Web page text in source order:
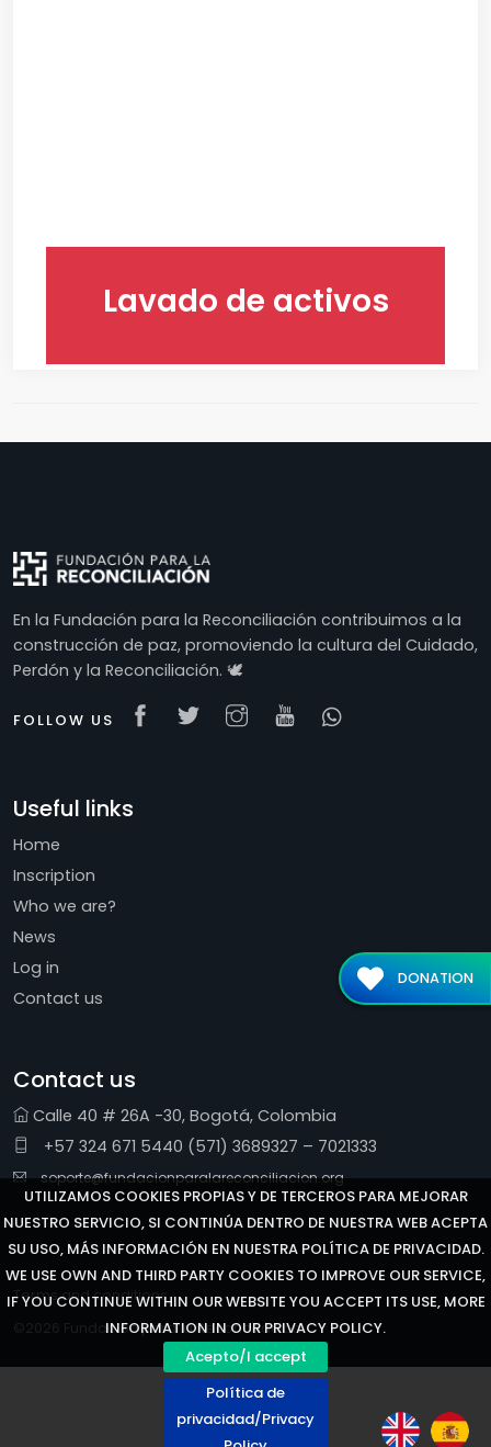
UTILIZAMOS COOKIES PROPIAS Y DE TERCEROS PARA MEJORAR
NUESTRO SERVICIO, SI CONTINÚA DENTRO DE NUESTRA WEB ACEPTA
SU USO, MÁS INFORMACIÓN EN NUESTRA POLÍTICA DE PRIVACIDAD.
WE USE OWN AND THIRD PARTY COOKIES TO IMPROVE OUR SERVICE,
IF YOU CONTINUE WITHIN OUR WEBSITE YOU ACCEPT ITS USE, MORE
INFORMATION IN OUR PRIVACY POLICY.
Acepto/I accept
Política de
privacidad/Privacy
Lavado de activos
DONATION
En la Fundación para la Reconciliación contribuimos a la
construcción de paz, promoviendo la cultura del Cuidado,
Perdón y la Reconciliación. 🕊
FOLLOW US
Useful links
Home
Inscription
Who we are?
News
Log in
Contact us
Contact us
Calle 40 # 26A -30, Bogotá, Colombia
+57 324 671 5440 (571) 3689327 – 7021333
soporte@fundacionparalareconciliacion.org
Terms and conditions
©2026 Fundación para la Reconciliación